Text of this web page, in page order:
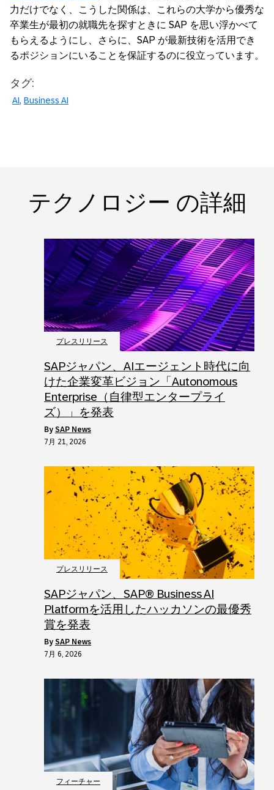
力だけでなく、こうした関係は、これらの大学から優秀な
卒業生が最初の就職先を探すときに SAP を思い浮かべて
もらえるようにし、さらに、SAP が最新技術を活用でき
るポジションにいることを保証するのに役立っています。
タグ:
AI Business AI
テクノロジー の詳細
プレスリリース
SAPジャパン、AIエージェント時代に向
けた企業変革ビジョン「Autonomous
Enterprise（自律型エンタープライ
ズ）」を発表
by SAP News
7月 21, 2026
プレスリリース
SAPジャパン、SAP® Business AI
Platformを活用したハッカソンの最優秀
賞を発表
by SAP News
7月 6, 2026
フィーチャー